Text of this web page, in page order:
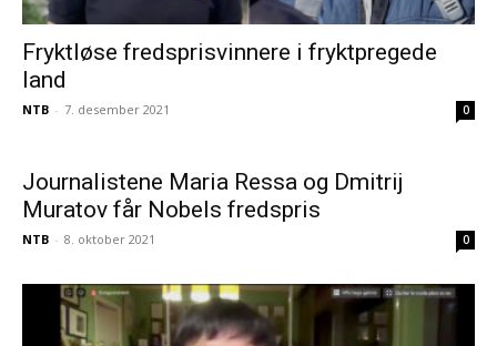
Fryktløse fredsprisvinnere i fryktpregede
land
NTB - 7. desember 2021 0
Journalistene Maria Ressa og Dmitrij
Muratov får Nobels fredspris
NTB - 8. oktober 2021 0